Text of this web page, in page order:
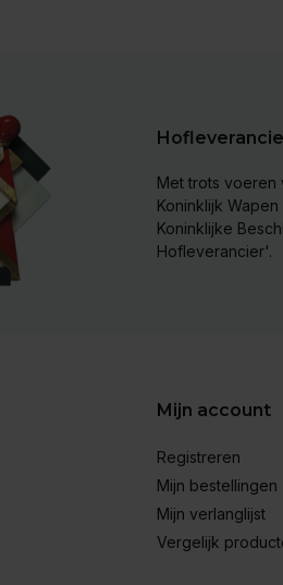
Met trots voeren
Koninklijk Wapen
Koninklijke
Hofleverancier'.
Mijn account
Registreren
Mijn bestellingen
Mijn verlanglijst
Vergelijk